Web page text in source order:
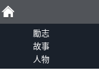
勵
勵志
故事
人物